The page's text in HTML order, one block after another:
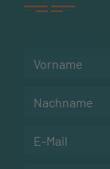
dauern. Ein